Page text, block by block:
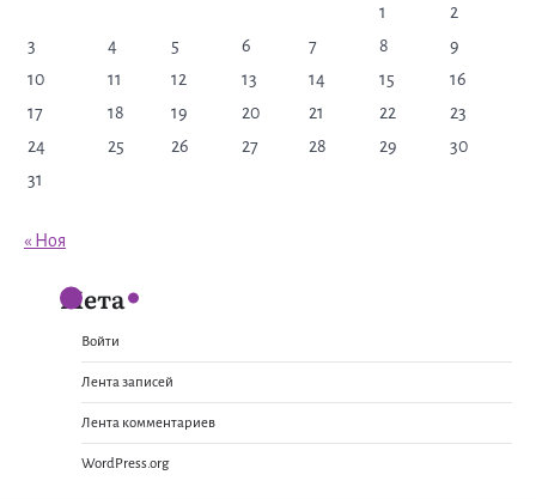
1
2
3
4 5 6 7 8
9
10
11 12 13 14 15
16
17
18 19 20 21 22
23
24
25 26 27 28 29
30
31
« Ноя
Мета
Войти
Лента записей
Лента комментариев
WordPress.org